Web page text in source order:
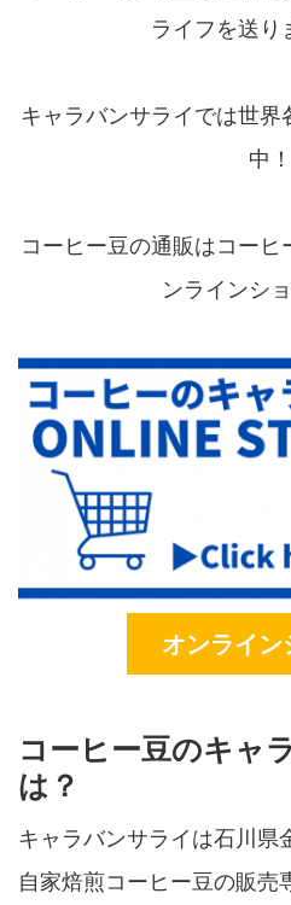
ライフを送り
キャラバンサライでは世
中！
コーヒー豆の通販はコー
ンラインシ
オンライ
コーヒー豆のキャ
は？
キャラバンサライは石川県
自家焙煎コーヒー豆の販売